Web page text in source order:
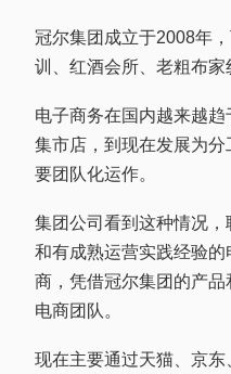
冠尔集团成立于2008年
训、红酒会所、老粗布家
电子商务在国内越来越
集市店，到现在发展为
要团队化运作。
集团公司看到这种情况
和有成熟运营实践经验
商，凭借冠尔集团的产
电商团队。
现在主要通过天猫、京